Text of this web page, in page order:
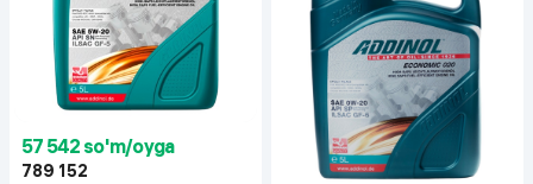
57 542 so'm/oyga
789 152